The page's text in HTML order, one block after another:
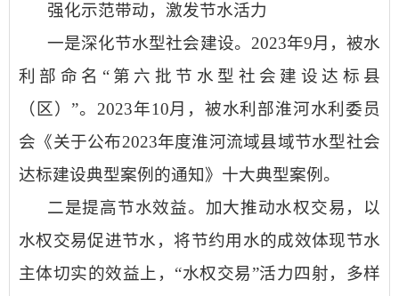
强化示范带动，激发节水活力
一是深化节水型社会建设。 2023年9月，被水
利部命名“第六批节水型社会建设达标县
（区）”。2023年10月，被水利部淮河水利委员
会《关于公布2023年度淮河流域县域节水型社会
达标建设典型案例的通知》十大典型案例。
二是提高节水效益。 加大推动水权交易，以
水权交易促进节水，将节约用水的成效体现节水
主体切实的效益上， “水权交易”活力四射，多样